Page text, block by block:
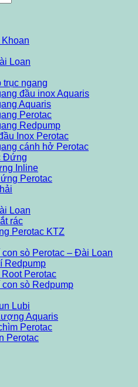
Loan
trục ngang
đầu inox Aquaris
Aquaris
Perotac
Redpump
Inox Perotac
cánh hở Perotac
Đứng
Inline
Perotac
Loan
rác
Perotac KTZ
con sò Perotac – Đài Loan
Redpump
Perotac
con sò Redpump
Lubi
Aquaris
Perotac
Perotac